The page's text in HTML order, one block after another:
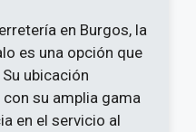
en Burgos, la
es una opción que
ubicación
su amplia gama
en el servicio al